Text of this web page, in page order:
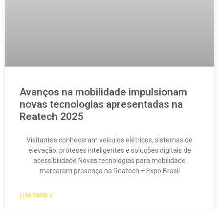
Avanços na mobilidade impulsionam
novas tecnologias apresentadas na
Reatech 2025
Visitantes conheceram veículos elétricos, sistemas de
elevação, próteses inteligentes e soluções digitais de
acessibilidade Novas tecnologias para mobilidade
marcaram presença na Reatech + Expo Brasil
LEIA MAIS »